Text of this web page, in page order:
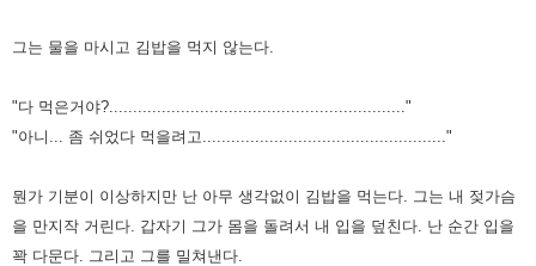
그는 물을 마시고 김밥을 먹지 않는다.
"다 먹은거야?.............................................................."
"아니... 좀 쉬었다 먹을려고..................................................."
뭔가 기분이 이상하지만 난 아무 생각없이 김밥을 먹는다. 그는 내 젖가슴
을 만지작 거린다. 갑자기 그가 몸을 돌려서 내 입을 덮친다. 난 순간 입을
꽉 다문다. 그리고 그를 밀쳐낸다.